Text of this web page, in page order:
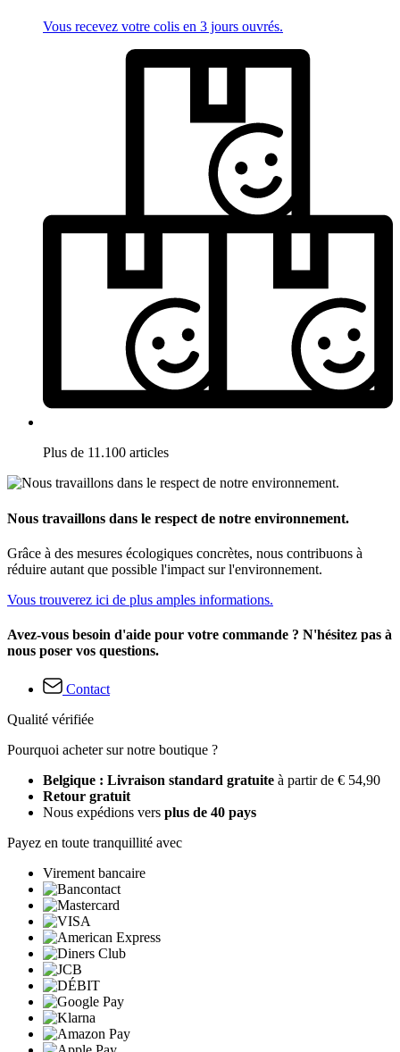
Vous recevez votre colis en 3 jours ouvrés.
Plus de 11.100 articles
Nous travaillons dans le respect de notre environnement.
Grâce à des mesures écologiques concrètes, nous contribuons à
réduire autant que possible l'impact sur l'environnement.
Vous trouverez ici de plus amples informations.
Avez-vous besoin d'aide pour votre commande ? N'hésitez pas à
nous poser vos questions.
Contact
Qualité vérifiée
Pourquoi acheter sur notre boutique ?
Belgique : Livraison standard gratuite à partir de € 54,90
Retour gratuit
Nous expédions vers plus de 40 pays
Payez en toute tranquillité avec
Virement bancaire